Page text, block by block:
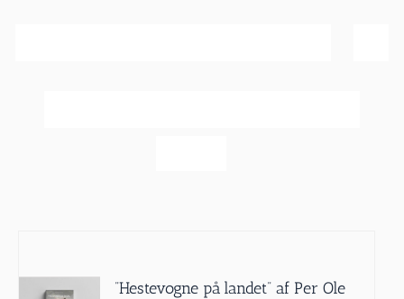
”Hestevogne på landet” af Per Ole